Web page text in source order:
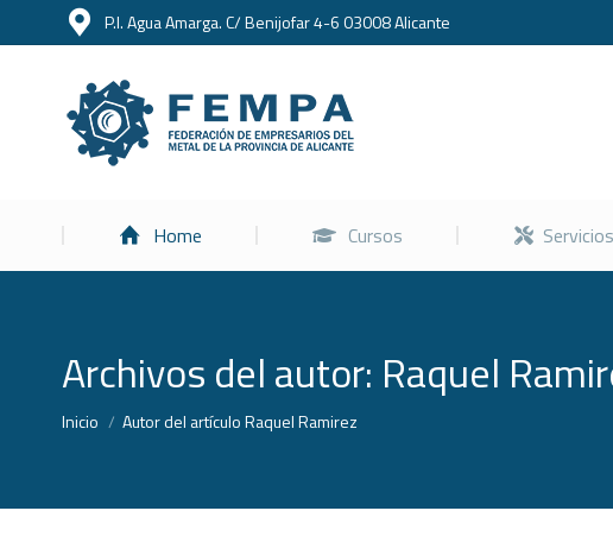
P.I. Agua Amarga. C/ Benijofar 4-6 03008 Alicante
Home Cursos Servicios
Archivos del autor: Raquel
Estás aquí:
Inicio Autor del artículo Raquel Ramirez
Home